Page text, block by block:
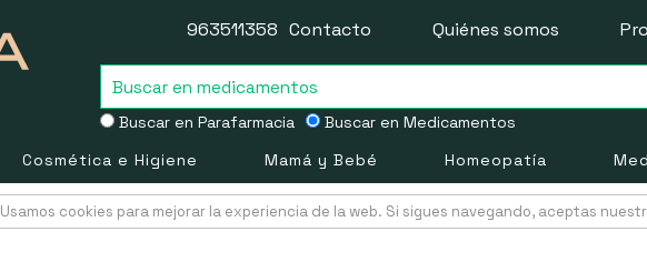
Buscar en Parafarmacia Buscar en Medicamentos
963511358 Contacto Quiénes somos
Cosmética e Higiene Mamá y Bebé Homeopatía
Usamos cookies para mejorar la experiencia de la web. Si sigues navegando, aceptas